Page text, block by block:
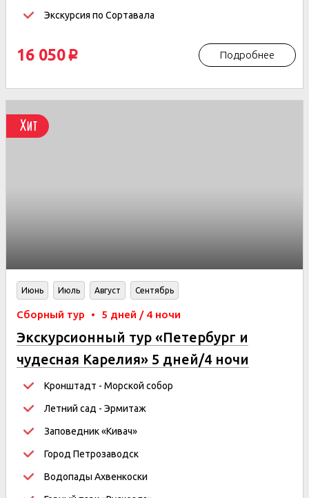
Экскурсия по Сортавала
16 050 p Подробнее
Хит
Июнь Июль Август Сентябрь
Сборный тур • 5 дней / 4 ночи
Экскурсионный тур «Петербург и
чудесная Карелия» 5 дней/4 ночи
Кронштадт - Морской собор
Летний сад - Эрмитаж
Заповедник «Кивач»
Город Петрозаводск
Водопады Ахвенкоски